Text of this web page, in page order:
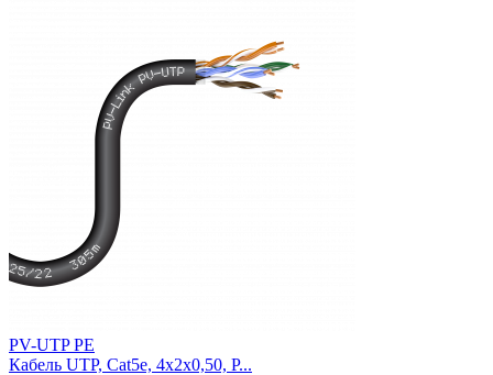
PV-UTP PE
Кабель UTP, Cat5e, 4х2х0,50, P...